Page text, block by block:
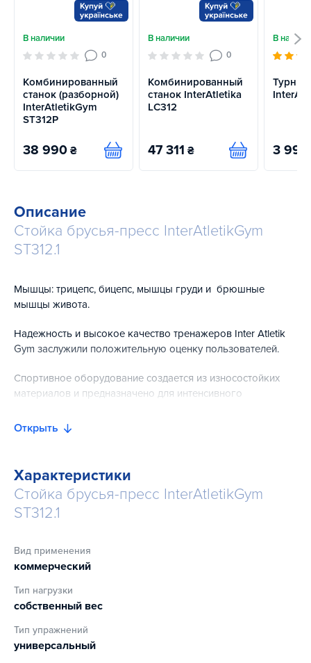
В наличии
0
Комбинированный
станок (разборной)
InterAtletikGym
ST312P
38 990 ₴ Купить
В наличии
0
Комбинированный
станок InterAtletika
LC312
47 311 ₴ Купить
В
3 993
Описание
Стойка брусья-пресс InterAtletikGym
ST312.1
Мышцы: трицепс, бицепс, мышцы груди и брюшные
мышцы живота.
Надежность и высокое качество тренажеров Inter Atletik
Gym заслужили положительную оценку пользователей.
Спортивное оборудование создается из износостойких
материалов и предназначено для интенсивного
тренировки трицепса, бицепса, грудных мышц и
Профессиональный комбинированный станок, который
включает брусья, упоры для тренировки пресса. Профиль
несущей конструкции 60х60х3 мм. Тренажер оснащен
амортизирующими подпятниками, не требующими
обивка: высококачественная искусственная кожа;
наполнитель: используется двухслойный пенополиуретан,
устойчивый к усадке, не подвергается деформации;
окраска: серая порошковая эмаль (электростатическое
Открыть
Характеристики
Стойка брусья-пресс InterAtletikGym
ST312.1
Вид применения
коммерческий
Тип нагрузки
собственный вес
Тип упражнений
универсальный